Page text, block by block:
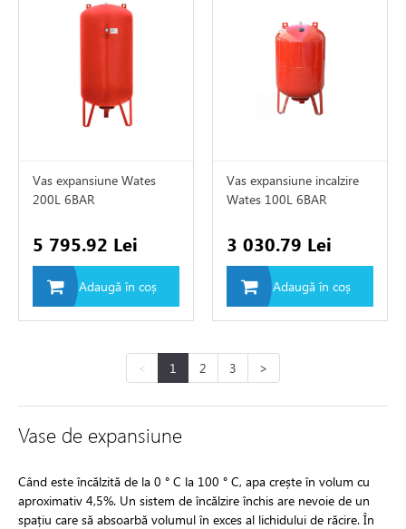
Vas expansiune Wates
200L 6BAR
5 795.92 Lei
Adaugă în coș
Vas expansiune incalzire
Wates 100L 6BAR
3 030.79 Lei
Adaugă în coș
< 1 2 3 >
Vase de expansiune
Când este încălzită de la 0 ° C la 100 ° C, apa crește în volum cu
aproximativ 4,5%. Un sistem de încălzire închis are nevoie de un
spațiu care să absoarbă volumul în exces al lichidului de răcire. În